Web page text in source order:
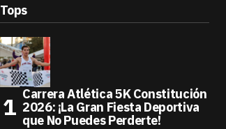
Tops
Carrera Atlética 5K Constitución
2026: ¡La Gran Fiesta Deportiva
que No Puedes Perderte!